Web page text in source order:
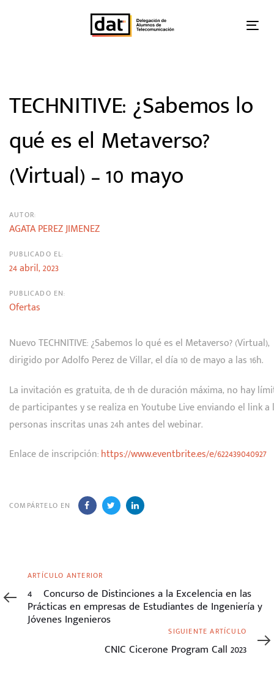
content
TECHNITIVE: ¿Sabemos lo
qué es el Metaverso?
(Virtual) – 10 mayo
AUTOR:
AGATA PEREZ JIMENEZ
PUBLICADO EL:
24 abril, 2023
PUBLICADO EN:
Ofertas
Nuevo TECHNITIVE: ¿Sabemos lo qué es el Metaverso? (Virtual),
dirigido por Adolfo Perez de Villar, el día 10 de mayo a las 16h.
La invitación es gratuita, de 1h de duración máxima, no hay
de participantes y se realiza en Youtube Live enviando el link a
personas inscritas unas 24h antes del webinar.
Enlace de inscripción:https://www.eventbrite.es/e/622439040927
COMPÁRTELO EN
navigation
Artículo
anterior
ARTÍCULO ANTERIOR
4º Concurso de Distinciones a la Excelencia en las
Prácticas en empresas de Estudiantes de Ingeniería y
Jóvenes Ingenieros
artículo
SIGUIENTE ARTÍCULO
CNIC Cicerone Program Call 2023